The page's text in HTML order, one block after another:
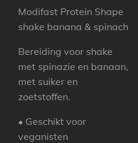
Modifast Protein Shape
shake banana & spinach
Bereiding voor shake
met spinazie en banaan,
met suiker en
zoetstoffen.
• Geschikt voor
veganisten